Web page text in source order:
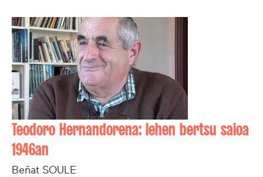
Teodoro Hernandorena: lehen bertsu saioa
1946an
Beñat SOULE